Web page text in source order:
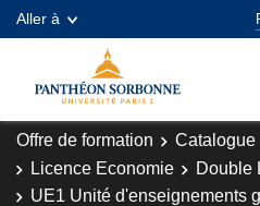
Aller à
Offre de formation Catalogue
Licence Economie
Double
UE1 Unité d'enseignements